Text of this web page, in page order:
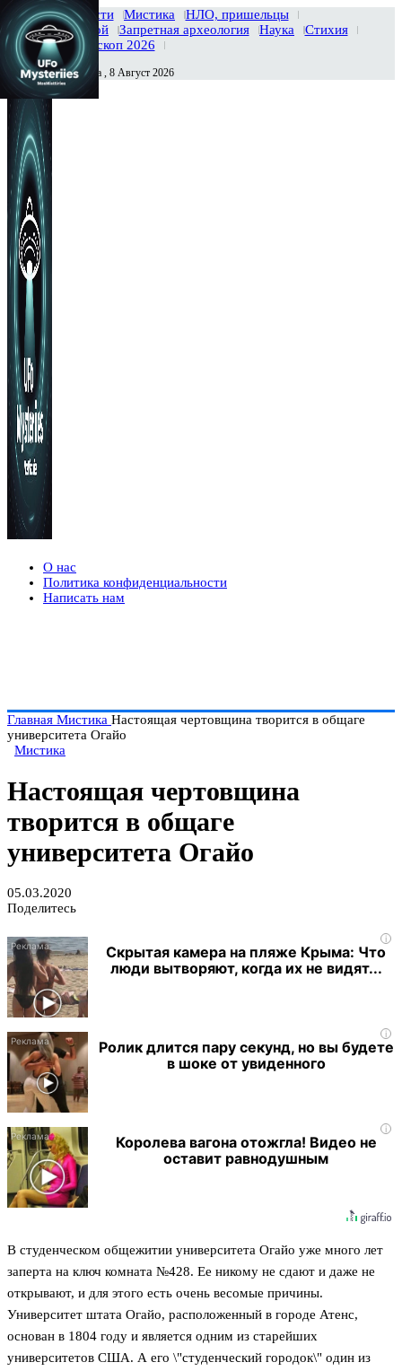
Главная Новости Мистика
НЛО, пришельцы
Тайны вселенной
Запретная археология Наука
Стихия
История
Гороскоп 2026
Сегодня Суббота , 8 Август 2026
О нас
Политика конфиденциальности
Написать нам
Главная Мистика Настоящая чертовщина творится в общаге
университета Огайо
Мистика
Настоящая чертовщина
творится в общаге
университета Огайо
05.03.2020
Поделитесь
i
Скрытая камера на пляже Крыма: Что
люди вытворяют, когда их не видят...
i
Ролик длится пару секунд, но вы будете
в шоке от увиденного
i
Королева вагона отожгла! Видео не
оставит равнодушным
В студенческом общежитии университета Огайо уже много лет
заперта на ключ комната №428. Ее никому не сдают и даже не
открывают, и для этого есть очень весомые причины.
Университет штата Огайо, расположенный в городе Атенс,
основан в 1804 году и является одним из старейших
университетов США. А его \"студенческий городок\" один из